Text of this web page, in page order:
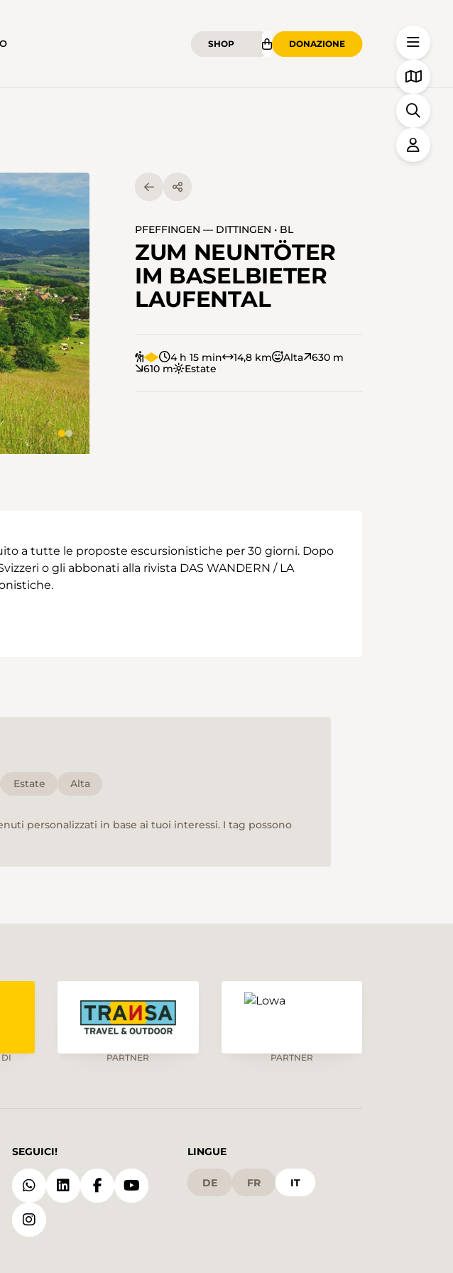
SHOP DONAZIONE
PFEFFINGEN — DITTINGEN • BL
ZUM NEUNTÖTER
IM BASELBIETER
LAUFENTAL
4 h 15 min 14,8 km Alta
630 m
610 m
Estate
a tutte le proposte escursionistiche per 30 giorni. Dopo
o gli abbonati alla rivista DAS WANDERN / LA
Estate Alta
personalizzati in base ai tuoi interessi. I tag possono
DI
PARTNER PARTNER
SEGUICI! LINGUE
DE FR IT